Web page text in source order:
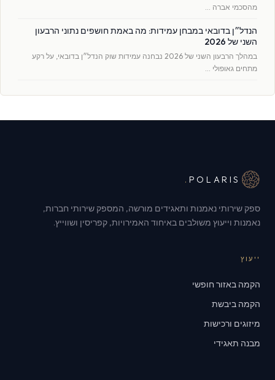
מהסכמי אברה …
הנדל״ן בדובאי במבחן עמידות: מה באמת חושפים נתוני הרבעון
השני של 2026
במהלך הרבעון השני של 2026 נבחנה עמידות שוק הנדל״ן בדובאי, על רקע
מתחים גאופולי …
POLARIS
.
ספק שירותי נאמנות ותאגידים מורשה, המספק שירותי חברות,
נאמנות וייעוץ משולבים באיחוד האמירויות, קפריסין ושווייץ.
ייעוץ
הקמה באזור חופשי
הקמה ביבשת
מיזוגים ורכישות
מבנה תאגידי